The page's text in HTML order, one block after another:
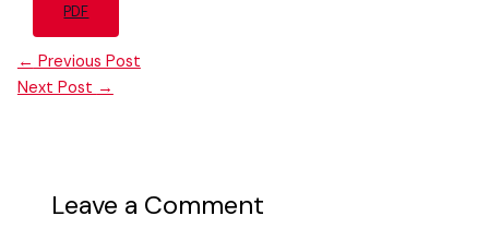
PDF
← Previous Post
Next Post →
Leave a Comment